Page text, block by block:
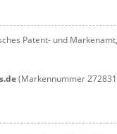
Patent- und
(Markennummer